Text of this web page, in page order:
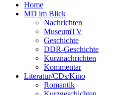
Home
MD im Blick
Nachrichten
MuseumTV
Geschichte
DDR-Geschichte
Kurznachrichten
Kommentar
Literatur/CDs/Kino
Romantik